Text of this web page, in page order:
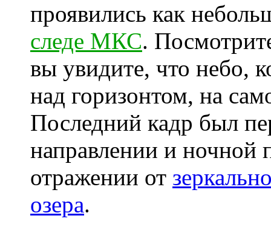
проявились как
следе МКС.
вы увидите, что небо,
над горизонтом, на
Последний кадр был
направлении и ночной
отражении от
озера.